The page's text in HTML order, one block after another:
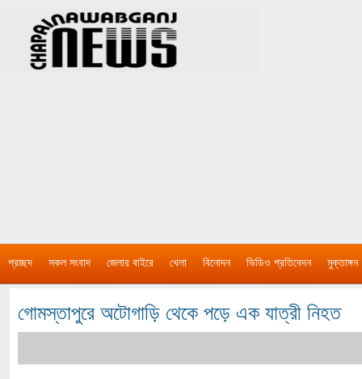
প্রচ্ছদ সকল সংবাদ জেলার বাইরে খেলা বিনোদন ভিডিও প্রতিবেদন মুক্তাঙ্গন
গোমস্তাপুরে অটোগাড়ি থেকে পড়ে এক যাত্রী নিহত